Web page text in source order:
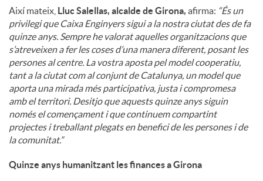
Així mateix, Lluc Salellas, alcalde de Girona, afirma: “És un
privilegi que Caixa Enginyers sigui a la nostra ciutat des de fa
quinze anys. Sempre he valorat aquelles organitzacions que
s’atreveixen a fer les coses d’una manera diferent, posant les
persones al centre. La vostra aposta pel model cooperatiu,
tant a la ciutat com al conjunt de Catalunya, un model que
aporta una mirada més participativa, justa i compromesa
amb el territori. Desitjo que aquests quinze anys siguin
només el començament i que continuem compartint
projectes i treballant plegats en benefici de les persones i de
la comunitat.”
Quinze anys humanitzant les finances a Girona